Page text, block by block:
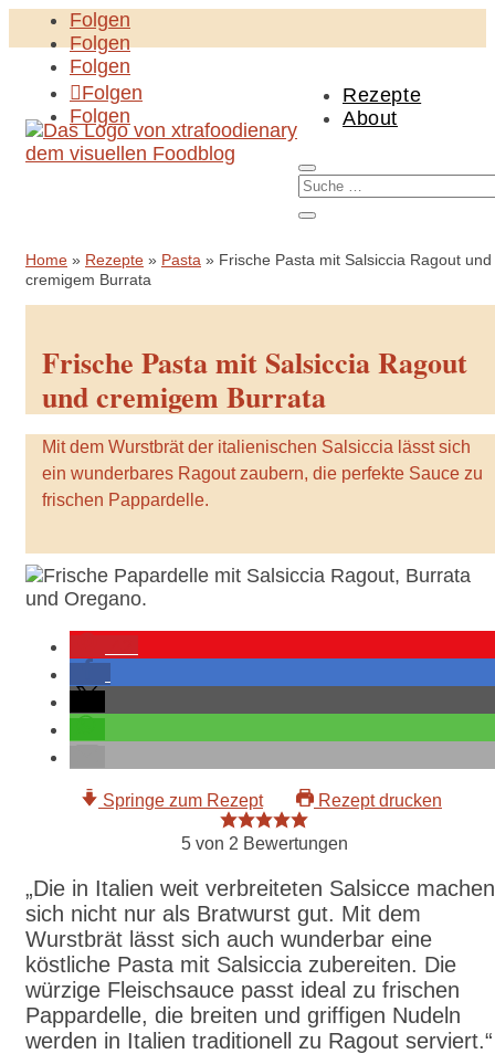
Folgen
Folgen
Folgen
Folgen
Folgen
Rezepte
About
Home » Rezepte » Pasta » Frische Pasta mit Salsiccia Ragout und
cremigem Burrata
Frische Pasta mit Salsiccia Ragout
und cremigem Burrata
Mit dem Wurstbrät der italienischen Salsiccia lässt sich
ein wunderbares Ragout zaubern, die perfekte Sauce zu
frischen Pappardelle.
Springe zum Rezept Rezept drucken
5von 2 Bewertungen
„Die in Italien weit verbreiteten Salsicce machen
sich nicht nur als Bratwurst gut. Mit dem
Wurstbrät lässt sich auch wunderbar eine
köstliche Pasta mit Salsiccia zubereiten. Die
würzige Fleischsauce passt ideal zu frischen
Pappardelle, die breiten und griffigen Nudeln
werden in Italien traditionell zu Ragout serviert.“